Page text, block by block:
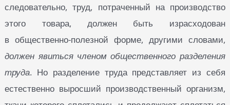
следовательно, труд, потраченный на производство
этого товара, должен быть израсходован
в общественно-полезной форме, другими словами,
должен явиться членом общественного разделения
труда. Но разделение труда представляет из себя
естественно выросший производственный организм,